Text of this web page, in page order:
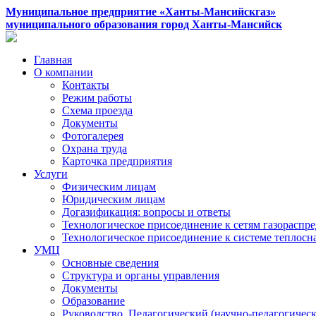
Муниципальное предприятие «Ханты-Мансийскгаз»
муниципального образования город Ханты-Мансийск
Главная
О компании
Контакты
Режим работы
Схема проезда
Документы
Фотогалерея
Охрана труда
Карточка предприятия
Услуги
Физическим лицам
Юридическим лицам
Догазификация: вопросы и ответы
Технологическое присоединение к сетям
Технологическое присоединение к системе
УМЦ
Основные сведения
Структура и органы управления
Документы
Образование
Руководство. Педагогический (научно-